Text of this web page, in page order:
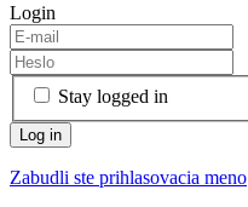
Login
Stay logged in
Zabudli ste prihlasovacia meno